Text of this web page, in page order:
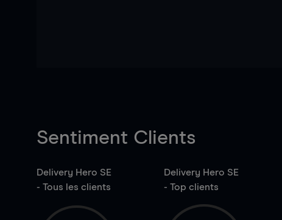
Sentiment Clients
Delivery Hero SE
- Tous les clients
Delivery Hero SE
- Top clients